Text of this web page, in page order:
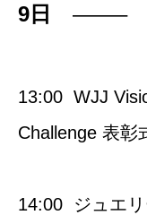
9日
——–
13:00 WJJ
Challenge 表彰
14:00 ジュエ